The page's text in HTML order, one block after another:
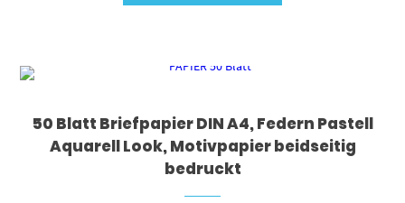
50 Blatt Briefpapier DIN A4, Federn Pastell
Aquarell Look, Motivpapier beidseitig
bedruckt